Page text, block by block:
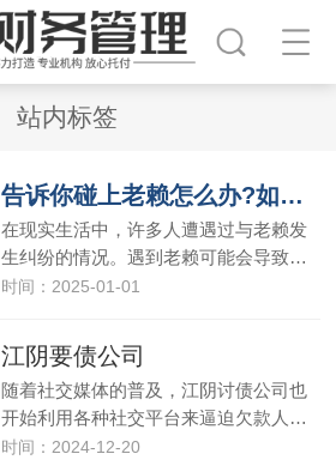
站内标签
告诉你碰上老赖怎么办?如何讨债更有效?
在现实生活中，许多人遭遇过与老赖发
生纠纷的情况。遇到老赖可能会导致…
时间：2025-01-01
江阴要债公司
随着社交媒体的普及，江阴讨债公司也
开始利用各种社交平台来逼迫欠款人…
时间：2024-12-20